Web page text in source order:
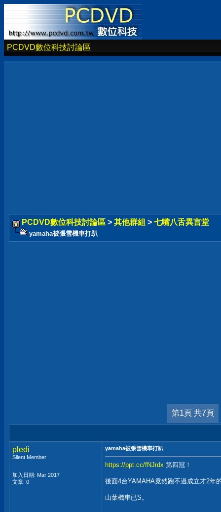
PCDVD數位科技討論區
PCDVD數位科技討論區 > 其他群組 > 七嘴八舌異言堂
yamaha被張雪機車打趴
第1頁 共7頁
pledi
Silent Member
加入日期: Mar 2017
文章: 0
yamaha被張雪機車打趴
https://ppt.cc/fNJrdx 第四冠！
後面4台YAMAHA竟然跑不過成立才2年
山葉機車已S。